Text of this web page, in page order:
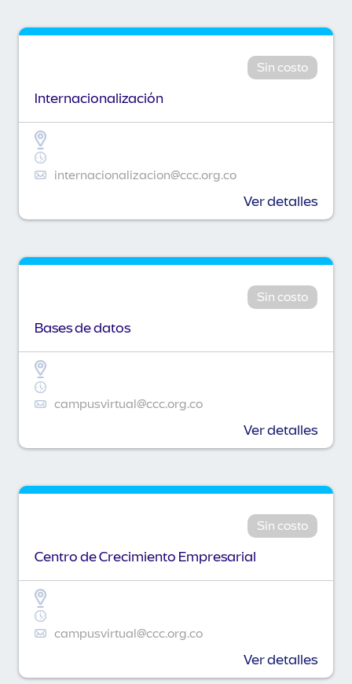
Sin costo
Internacionalización
internacionalizacion@ccc.org.co
Ver detalles
Sin costo
Bases de datos
campusvirtual@ccc.org.co
Ver detalles
Sin costo
Centro de Crecimiento Empresarial
campusvirtual@ccc.org.co
Ver detalles